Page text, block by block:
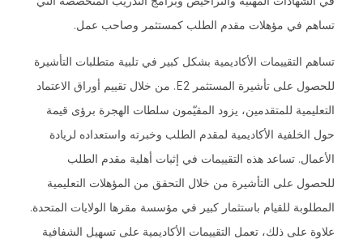
تساهم في مؤهلات مقدم الطلب كمستثمر وصاحب عمل.
تساهم التقييمات الأكاديمية بشكل كبير في تلبية متطلبات التأشيرة
للحصول على تأشيرة المستثمر E2. من خلال تقييم أوراق الاعتماد
التعليمية للمتقدمين، يزود المقيّمون سلطات الهجرة برؤى قيمة
حول الخلفية الأكاديمية لمقدم الطلب وخبرته واستعداده لريادة
الأعمال. تساعد هذه التقييمات في إثبات أهلية مقدم الطلب
للحصول على التأشيرة من خلال التحقق من المؤهلات التعليمية
المطلوبة للقيام باستثمار كبير في مؤسسة مقرها الولايات المتحدة.
علاوة على ذلك، تعمل التقييمات الأكاديمية على تسهيل الشفافية